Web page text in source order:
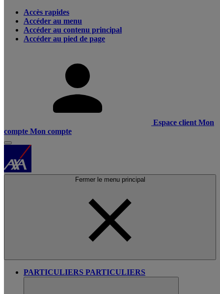
Accès rapides
Accéder au menu
Accéder au contenu principal
Accéder au pied de page
Espace client Mon
compte Mon compte
Fermer le menu principal
PARTICULIERS PARTICULIERS